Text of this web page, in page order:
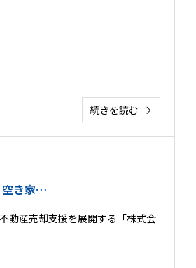
続きを読む
空き家…
動産売却支援を展開する「株式会